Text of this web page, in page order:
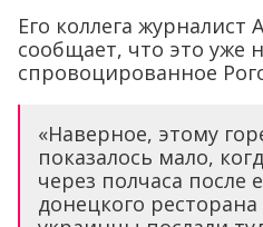
Его коллега журналист
сообщает, что это уже
спровоцированное
«Наверное, этому
показалось мало,
через полчаса после
донецкого ресторана